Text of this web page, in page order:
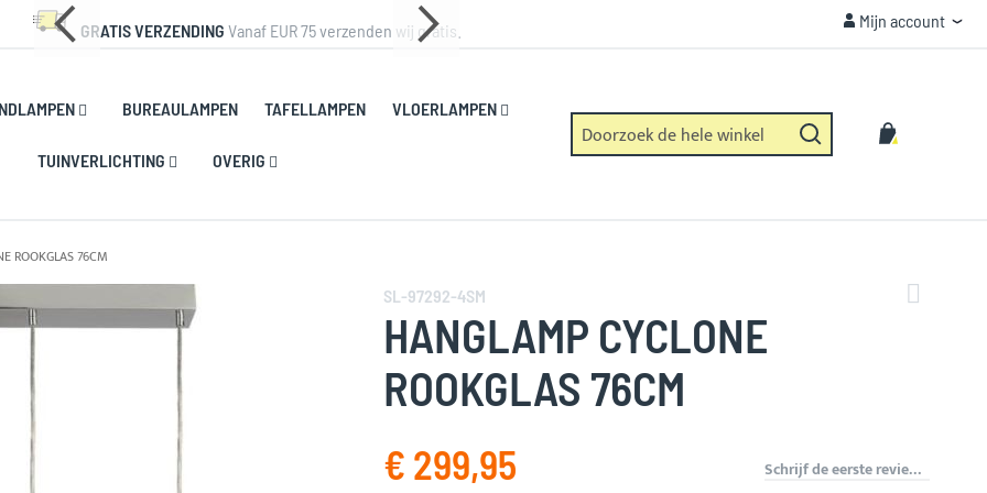
GRATIS VERZENDING Vanaf EUR 75 verzenden wij gratis. Https verbinding en geen dataverzameling.
Mijn account
Mijn account
BUREAULAMPEN TAFELLAMPEN VLOERLAMPEN
TUINVERLICHTING OVERIG
Zoek
Zoek
ROOKGLAS 76CM
SL-97292-4SM
HANGLAMP CYCLONE
ROOKGLAS 76CM
€ 299,95 Schrijf de eerste review over dit product